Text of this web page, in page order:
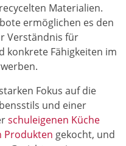
Materialien.
ermöglichen es den
Verständnis für
konkrete Fähigkeiten im
Fokus auf die
und einer
schuleigenen Küche
Produkten gekocht, und